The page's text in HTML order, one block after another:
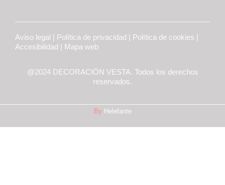
Aviso legal | Política de privacidad | Política de cookies |
Accesibilidad | Mapa web
@2024 DECORACIÓN VESTA. Todos los derechos
reservados.
By Helefante